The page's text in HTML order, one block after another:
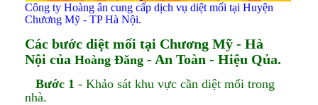
Công ty Hoàng ân cung cấp dịch vụ diệt mối tại Huyện
Chương Mỹ - TP Hà Nội.
Các bước diệt mối tại Chương Mỹ - Hà
Nội của Hoàng Đăng - An Toàn - Hiệu Qủa.
Bước 1 - Khảo sát khu vực cần diệt mối trong
nhà.